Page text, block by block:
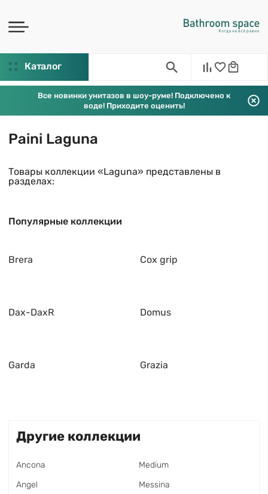
Каталог
Все новинки унитазов в шоу-руме! Подключено к
воде! Приходите оценить!
Paini Laguna
Товары коллекции «Laguna» представлены в
разделах:
Популярные коллекции
Brera Cox grip
Dax-DaxR Domus
Garda Grazia
Другие коллекции
Ancona
Angel
Medium
Messina